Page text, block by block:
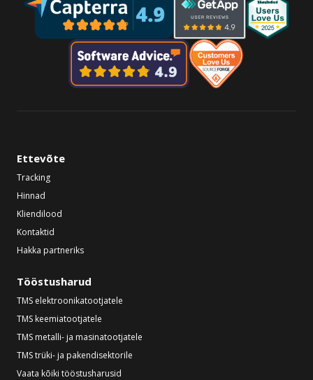
Ettevõte
Tracking
Hinnad
Kliendilood
Kontaktid
Hakka partneriks
Tööstusharud
TMS elektroonikatootjatele
TMS keemiatootjatele
TMS metalli- ja masinatootjatele
TMS trüki- ja pakendisektorile
Vaata kõiki tööstusharusid